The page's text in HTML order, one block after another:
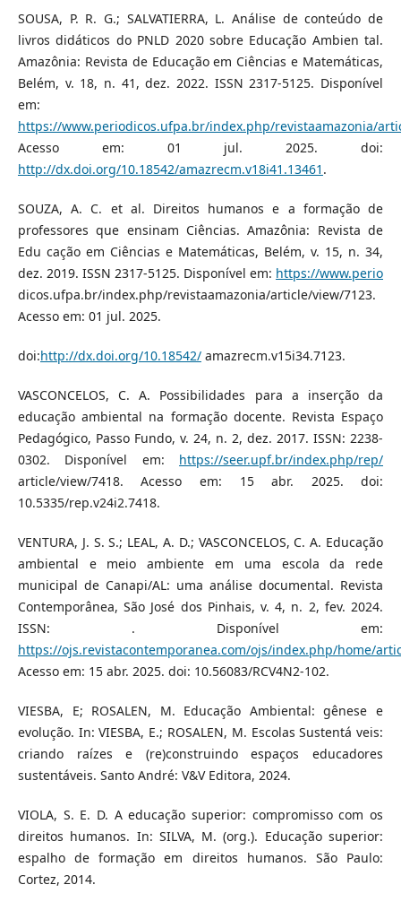
SOUSA, P. R. G.; SALVATIERRA, L. Análise de conteúdo de
livros didáticos do PNLD 2020 sobre Educação Ambien tal.
Amazônia: Revista de Educação em Ciências e Matemáticas,
Belém, v. 18, n. 41, dez. 2022. ISSN 2317-5125. Disponível
em:
https://www.periodicos.ufpa.br/index.php/revistaamazonia/
Acesso em: 01 jul. 2025. doi:
http://dx.doi.org/10.18542/amazrecm.v18i41.13461 .
SOUZA, A. C. et al. Direitos humanos e a formação de
professores que ensinam Ciências. Amazônia: Revista de
Edu cação em Ciências e Matemáticas, Belém, v. 15, n. 34,
dez. 2019. ISSN 2317-5125. Disponível em: https://www.perio
dicos.ufpa.br/index.php/revistaamazonia/article/view/7123.
Acesso em: 01 jul. 2025.
doi:http://dx.doi.org/10.18542/amazrecm.v15i34.7123.
VASCONCELOS, C. A. Possibilidades para a inserção da
educação ambiental na formação docente. Revista Espaço
Pedagógico, Passo Fundo, v. 24, n. 2, dez. 2017. ISSN: 2238-
0302. Disponível em: https://seer.upf.br/index.php/rep/
article/view/7418. Acesso em: 15 abr. 2025. doi:
10.5335/rep.v24i2.7418.
VENTURA, J. S. S.; LEAL, A. D.; VASCONCELOS, C. A. Educação
ambiental e meio ambiente em uma escola da rede
municipal de Canapi/AL: uma análise documental. Revista
Contemporânea, São José dos Pinhais, v. 4, n. 2, fev. 2024.
ISSN: . Disponível em:
https://ojs.revistacontemporanea.com/ojs/index.php/home/
Acesso em: 15 abr. 2025. doi: 10.56083/RCV4N2-102.
VIESBA, E; ROSALEN, M. Educação Ambiental: gênese e
evolução. In: VIESBA, E.; ROSALEN, M. Escolas Sustentá veis:
criando raízes e (re)construindo espaços educadores
sustentáveis. Santo André: V&V Editora, 2024.
VIOLA, S. E. D. A educação superior: compromisso com os
direitos humanos. In: SILVA, M. (org.). Educação superior:
espalho de formação em direitos humanos. São Paulo:
Cortez, 2014.